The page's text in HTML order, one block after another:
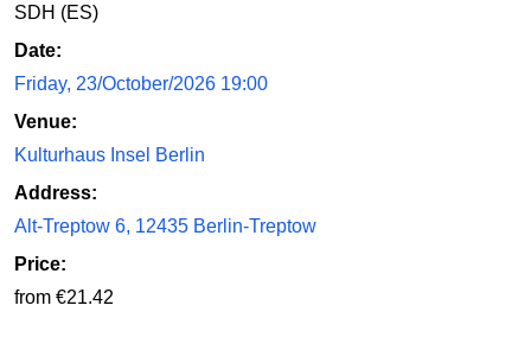
SDH (ES)
Date:
Friday, 23/October/2026 19:00
Venue:
Kulturhaus Insel Berlin
Address:
Alt-Treptow 6, 12435 Berlin-Treptow
Price:
from €21.42